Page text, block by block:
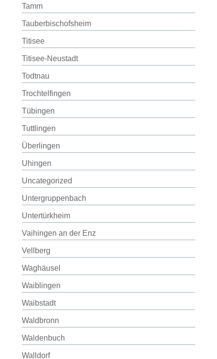
Tamm
Tauberbischofsheim
Titisee
Titisee-Neustadt
Todtnau
Trochtelfingen
Tübingen
Tuttlingen
Überlingen
Uhingen
Uncategorized
Untergruppenbach
Untertürkheim
Vaihingen an der Enz
Vellberg
Waghäusel
Waiblingen
Waibstadt
Waldbronn
Waldenbuch
Walldorf